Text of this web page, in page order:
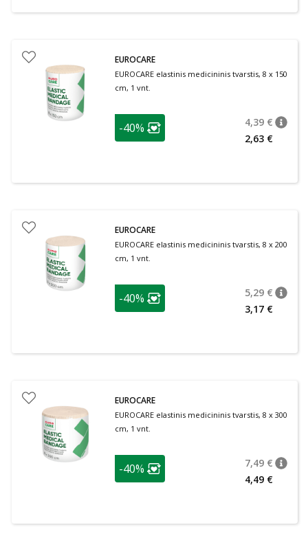
EUROCARE
EUROCARE elastinis medicininis tvarstis, 8 x 150
cm, 1 vnt.
patarimas
Lojalumo klubo narių nuolaida
-40% 4,39 €
2,63 €
EUROCARE
EUROCARE elastinis medicininis tvarstis, 8 x 200
cm, 1 vnt.
patarimas
Lojalumo klubo narių nuolaida
-40% 5,29 €
3,17 €
EUROCARE
EUROCARE elastinis medicininis tvarstis, 8 x 300
cm, 1 vnt.
patarimas
Lojalumo klubo narių nuolaida
-40% 7,49 €
4,49 €